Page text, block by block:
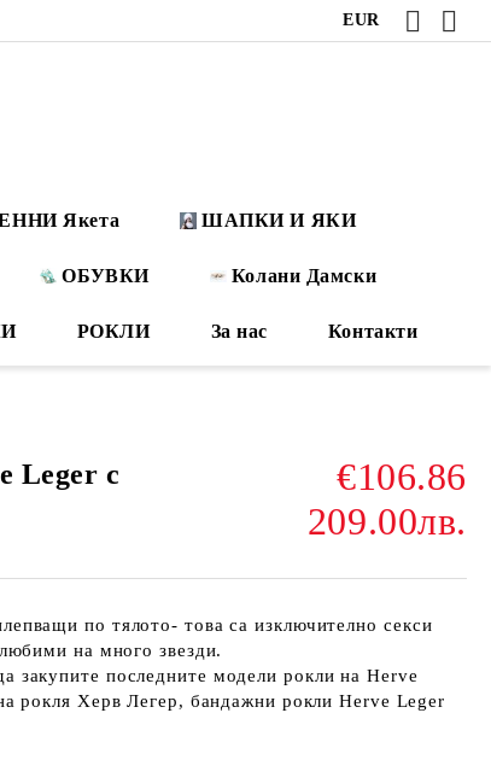
EUR
Якета ШАПКИ И ЯКИ
ОБУВКИ Колани Дамски
РОКЛИ За нас Контакти
Leger с
€106.86
209.00лв.
по тялото- това са изключително секси
на много звезди.
закупите последните модели рокли на Herve
рокля Херв Легер, бандажни рокли Herve Leger